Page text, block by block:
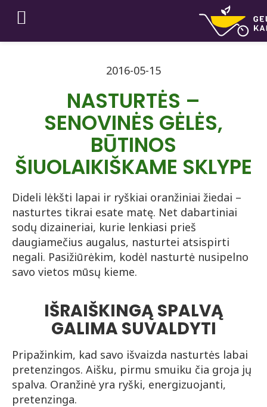
2016-05-15
NASTURTĖS –
SENOVINĖS GĖLĖS,
BŪTINOS
ŠIUOLAIKIŠKAME SKLYPE
Dideli lėkšti lapai ir ryškiai oranžiniai žiedai –
nasturtes tikrai esate matę. Net dabartiniai
sodų dizaineriai, kurie lenkiasi prieš
daugiamečius augalus, nasturtei atsispirti
negali. Pasižiūrėkim, kodėl nasturtė nusipelno
savo vietos mūsų kieme.
IŠRAIŠKINGĄ SPALVĄ
GALIMA SUVALDYTI
Pripažinkim, kad savo išvaizda nasturtės labai
pretenzingos. Aišku, pirmu smuiku čia groja jų
spalva. Oranžinė yra ryški, energizuojanti,
pretenzinga.